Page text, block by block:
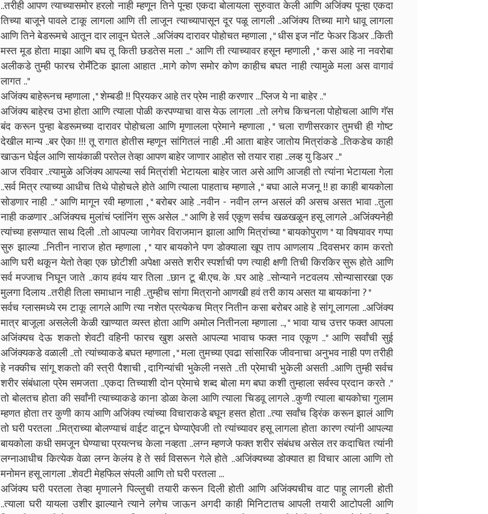
..तरीही आपण त्याच्यासमोर हरलो नाही म्हणून तिने पून्हा एकदा बोलायला सुरुवात केली आणि अजिंक्य पून्हा एकदा
तिच्या बाजूने पावले टाकू लागला आणि ती लाजून त्याच्यापासून दूर पळू लागली ..अजिंक्य तिच्या मागे धावू लागला
आणि तिने बेडरूमचे आतून दार लावून घेतले ..अजिंक्य दारावर पोहोचत म्हणाला , " धीस इज नॉट फेअर डिअर ..किती
मस्त मूड होता माझा आणि बघ तू किती छडतेस मला .." आणि ती त्याच्यावर हसून म्हणाली , " कस आहे ना नवरोबा
अलीकडे तुम्ही फारच रोमँटिक झाला आहात ..मागे कोण समोर कोण काहीच बघत नाही त्यामुळे मला अस वागावं
लागत .."
अजिंक्य बाहेरूनच म्हणाला , " शेम्बडी !! प्रियकर आहे तर प्रेम नाही करणार ...प्लिज ये ना बाहेर .."
अजिंक्य बाहेरच उभा होता आणि त्याला पोळी करपण्याचा वास येऊ लागला ..तो लगेच किचनला पोहोचला आणि गॅस
बंद करून पुन्हा बेडरूमच्या दारावर पोहोचला आणि मृणालला प्रेमाने म्हणाला , " चला राणीसरकार तुमची ही गोष्ट
देखील मान्य ..बर ऐका !!! तू रागात होतीस म्हणून सांगितलं नाही ..मी आता बाहेर जातोय मित्रांकडे ..तिकडेच काही
खाऊन घेईल आणि सायंकाळी परतेल तेव्हा आपण बाहेर जाणार आहोत सो तयार राहा ..लव्ह यु डिअर .."
आज रविवार ..त्यामुळे अजिंक्य आपल्या सर्व मित्रांशी भेटायला बाहेर जात असे आणि आजही तो त्यांना भेटायला गेला
..सर्व मित्र त्याच्या आधीच तिथे पोहोचले होते आणि त्याला पाहताच म्हणाले , " बघा आले मजनू !! हा काही बायकोला
सोडणार नाही .." आणि मागून रवी म्हणाला , " बरोबर आहे ..नवीन - नवीन लग्न असलं की असच असत भावा ..तुला
नाही कळणार ..अजिंक्यच मुलांचं प्लांनिंग सुरू असेल .." आणि हे सर्व एकूण सर्वच खळखळून हसू लागले ..अजिंक्यनेही
त्यांच्या हसण्यात साथ दिली ..तो आपल्या जागेवर विराजमान झाला आणि मित्रांच्या " बायकोपुराण " या विषयावर गप्पा
सुरु झाल्या ..नितीन नाराज होत म्हणाला , " यार बायकोने पण डोक्याला खूप ताप आणलाय ..दिवसभर काम करतो
आणि घरी थकून येतो तेव्हा एक छोटीशी अपेक्षा असते शरीर स्पर्शाची पण त्याही क्षणी तिची किरकिर सुरू होते आणि
सर्व मज्जाच निघून जाते ..काय हवंय यार तिला ..छान टू बी.एच. के .घर आहे ..सोन्याने नटवलय .सोन्यासारखा एक
मुलगा दिलाय ..तरीही तिला समाधान नाही ..तुम्हीच सांगा मित्रानो आणखी हवं तरी काय असत या बायकांना ? "
सर्वच ग्लासमध्ये रम टाकू लागले आणि त्या नशेत प्रत्येकच मित्र नितीन कसा बरोबर आहे हे सांगू लागला ..अजिंक्य
मात्र बाजूला असलेली केळी खाण्यात व्यस्त होता आणि अमोल नितीनला म्हणाला .., " भावा याच उत्तर फक्त आपला
अजिंक्यच देऊ शकतो शेवटी वहिनी फारच खुश असते आपल्या भावाच फक्त नाव एकूण .." आणि सर्वांची सुई
अजिंक्यकडे वळाली ..तो त्यांच्याकडे बघत म्हणाला , " मला तुमच्या एवढा सांसारिक जीवनाचा अनुभव नाही पण तरीही
हे नक्कीच सांगू शकतो की स्त्री पैशाची , दागिन्यांची भुकेली नसते ..ती प्रेमाची भुकेली असती ..आणि तुम्ही सर्वच
शरीर संबंधाला प्रेम समजता ..एकदा तिच्याशी दोन प्रेमाचे शब्द बोला मग बघा कशी तुम्हाला सर्वस्व प्रदान करते ."
तो बोलतच होता की सर्वांनी त्याच्याकडे काना डोळा केला आणि त्याला चिडवू लागले ..कुणी त्याला बायकोचा गुलाम
म्हणत होता तर कुणी काय आणि अजिंक्य त्यांच्या विचाराकडे बघून हसत होता ..त्या सर्वांच ड्रिंक करून झालं आणि
तो घरी परतला ..मित्राच्या बोलण्याचं वाईट वाटून घेण्याऐवजी तो त्यांच्यावर हसू लागला होता कारण त्यांनी आपल्या
बायकोला कधी समजून घेण्याचा प्रयत्नच केला नव्हता ..लग्न म्हणजे फक्त शरीर संबंधच असेल तर कदाचित त्यांनी
लग्नाआधीच कित्येक वेळा लग्न केलंय हे ते सर्व विसरून गेले होते ..अजिंक्यच्या डोक्यात हा विचार आला आणि तो
मनोमन हसू लागला ..शेवटी मेहफिल संपली आणि तो घरी परतला ...
अजिंक्य घरी परतला तेव्हा मृणालने पिल्लुची तयारी करून दिली होती आणि अजिंक्यचीच वाट पाहू लागली होती
..त्याला घरी यायला उशीर झाल्याने त्याने लगेच जाऊन अगदी काही मिनिटातच आपली तयारी आटोपली आणि